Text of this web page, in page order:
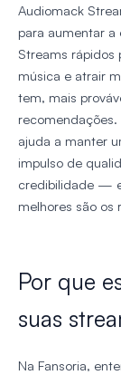
Audiomack
para aumentar a
Streams rápidos
música e atrair
tem, mais
ajuda a manter
impulso de
credibilidade —
melhores são os
Por que
suas
Na Fansoria,